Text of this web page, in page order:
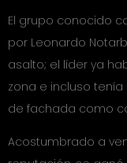
El grupo conocido
por Leonardo
asalto; el líder ya
zona e incluso
de fachada como
Acostumbrado a